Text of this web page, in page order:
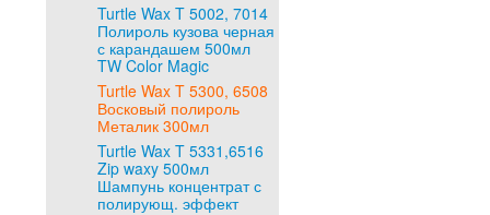
Turtle Wax T 5002, 7014
Полироль кузова черная
с карандашем 500мл
TW Color Magic
Turtle Wax T 5300, 6508
Восковый полироль
Металик 300мл
Turtle Wax T 5331,6516
Zip waxy 500мл
Шампунь концентрат с
полирующ. эффект